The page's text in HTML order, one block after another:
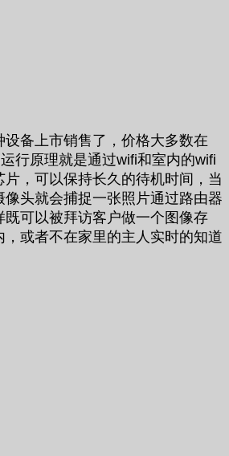
设备上市销售了，价格大多数在
行原理就是通过wifi和室内的wifi
，可以保持长久的待机时间，当
头就会捕捉一张照片通过路由器
可以被拜访客户做一个图像存
或者不在家里的主人实时的知道